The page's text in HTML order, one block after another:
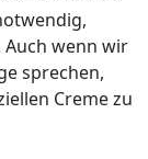
Auch wenn wir
sprechen,
Creme zu